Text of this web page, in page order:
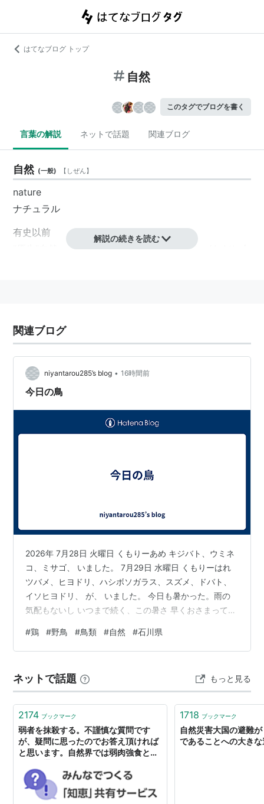
はてなブログ トップ
自然
このタグでブログを書く
言葉の解説 ネットで話題 関連ブログ
自然 (一般) 【 しぜん】
nature
ナチュラル
有史以前
"原生"自然：人間の手の加わっていないもの (ただし人
ヤフー辞書より抜粋:
他の力に依存せず、自らの内に生成・変化・消滅の原理
を育するもの。
精神とは区別された物質的世界。もしくは自由を原理と
する本体の世界に対し、因果的必然的法則の下にある現
「もしこの自然が無ければ僕たちの存在自体もありえな
るので大きな大きな一つの命の塊ともいえる。」こうい
う考え方を自然法・目的論的自然観とも言う。
関連語： 二文字キーワード
解説の続きを読む
関連ブログ
niyantarou285’s blog • 16時間前
今日の鳥
2026年 7月28日 火曜日 くもりーあめ キジバト、ウミネ
コ、ミサゴ、 いました。 7月29日 水曜日 くもりーはれ
ツバメ、ヒヨドリ、ハシボソガラス、スズメ、ドバト、
イソヒヨドリ、 が、 いました。 今日も暑かった。雨の
気配もないし いつまで続く、この暑さ 早くおさまって、
#鶏 #野鳥 #鳥類 #自然 #石川県
ネットで話題 もっと見る
2174 ブックマーク
弱者を抹殺する。不謹慎な質問です
が、疑問に思ったのでお答え頂ければ
と思います。自然界では弱肉強食とい
Yahoo!知恵袋
1718 ブックマーク
自然災害大国の避難
であることへの大き